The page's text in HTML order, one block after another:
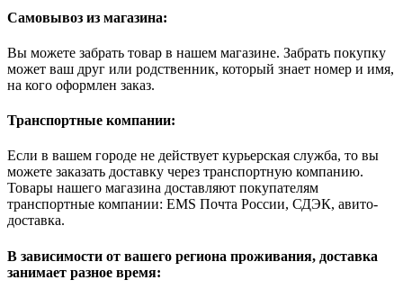
Самовывоз из магазина:
Вы можете забрать товар в нашем магазине. Забрать покупку
может ваш друг или родственник, который знает номер и имя,
на кого оформлен заказ.
Транспортные компании:
Если в вашем городе не действует курьерская служба, то вы
можете заказать доставку через транспортную компанию.
Товары нашего магазина доставляют покупателям
транспортные компании: EMS Почта России, СДЭК, авито-
доставка.
В зависимости от вашего региона проживания, доставка
занимает разное время: